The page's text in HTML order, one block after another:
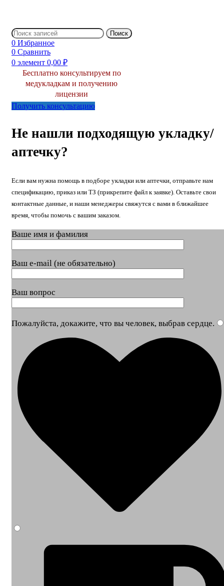
Поиск
0 Избранное
0 Сравнить
0 элемент 0,00 ₽
Бесплатно консультируем по
медукладкам и получению
лицензии
Получить консультацию
Не нашли подходящую укладку/
аптечку?
Если вам нужна помощь в подборе укладки или аптечки, отправьте нам
спецификацию, приказ или ТЗ (прикрепите файл к заявке). Оставьте свои
контактные данные, и наши менеджеры свяжутся с вами в ближайшее
время, чтобы помочь с вашим заказом.
Ваше имя и фамилия
Ваш e-mail (не обязательно)
Ваш вопрос
Пожалуйста, докажите, что вы человек, выбрав сердце.